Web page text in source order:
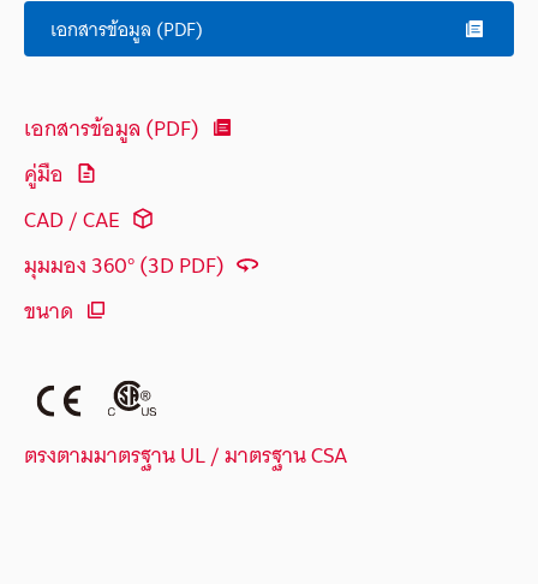
เอกสารข้อมูล (PDF)
เอกสารข้อมูล (PDF)
คู่มือ
CAD / CAE
มุมมอง 360° (3D PDF)
ขนาด
ตรงตามมาตรฐาน UL / มาตรฐาน CSA